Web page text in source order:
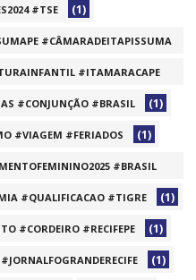
#TSE (1)
#CÂMARADEITAPISSUMA
#ITAMARACAPE
#CONJUNÇÃO #BRASIL (1)
#VIAGEM #FERIADOS (1)
#BRASIL
#QUALIFICACAO #TIGRE (1)
#CORDEIRO #RECIFEPE (1)
#JORNALFOGRANDERECIFE (1)